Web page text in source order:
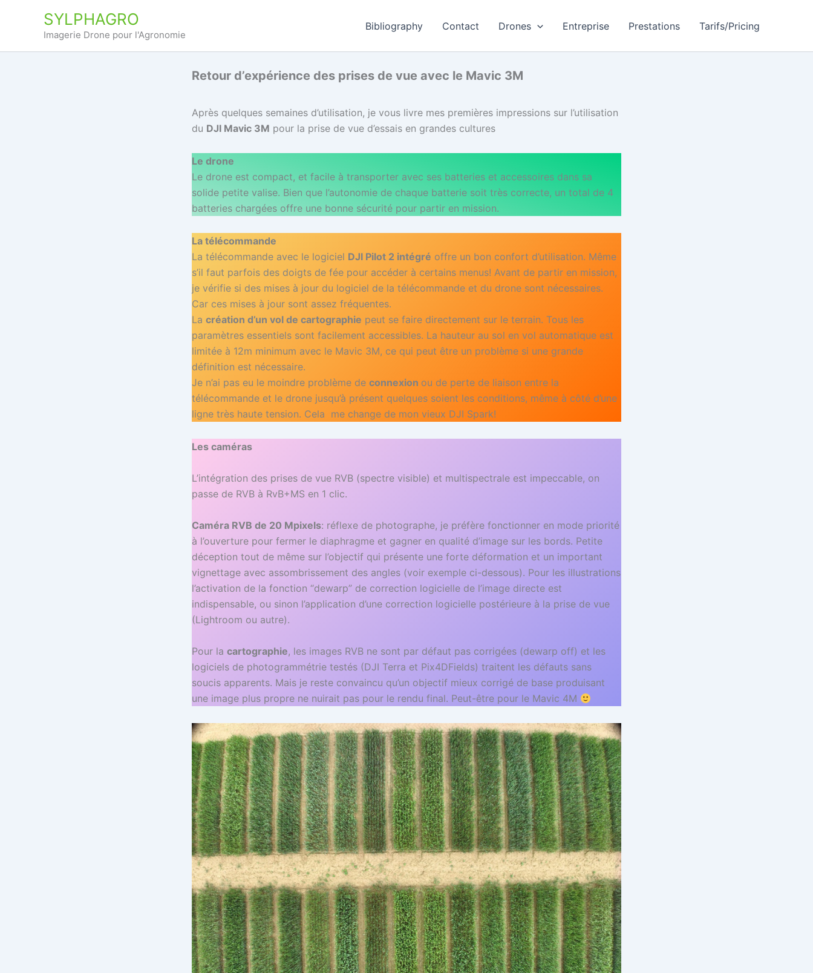
SYLPHAGRO
Imagerie Drone pour l'Agronomie
Bibliography Contact Drones Entreprise Prestations Tarifs/Pricing
Retour d’expérience des prises de vue avec le Mavic 3M
Après quelques semaines d’utilisation, je vous livre mes premières impressions sur l’utilisation
du DJI Mavic 3M pour la prise de vue d’essais en grandes cultures
Le drone
Le drone est compact, et facile à transporter avec ses batteries et accessoires dans sa
solide petite valise. Bien que l’autonomie de chaque batterie soit très correcte, un total de 4
batteries chargées offre une bonne sécurité pour partir en mission.
La télécommande
La télécommande avec le logiciel DJI Pilot 2 intégré offre un bon confort d’utilisation. Même
s’il faut parfois des doigts de fée pour accéder à certains menus! Avant de partir en mission,
je vérifie si des mises à jour du logiciel de la télécommande et du drone sont nécessaires.
Car ces mises à jour sont assez fréquentes.
La création d’un vol de cartographie peut se faire directement sur le terrain. Tous les
paramètres essentiels sont facilement accessibles. La hauteur au sol en vol automatique est
limitée à 12m minimum avec le Mavic 3M, ce qui peut être un problème si une grande
définition est nécessaire.
Je n’ai pas eu le moindre problème de connexion ou de perte de liaison entre la
télécommande et le drone jusqu’à présent quelques soient les conditions, même à côté d’une
ligne très haute tension. Cela me change de mon vieux DJI Spark!
Les caméras
L’intégration des prises de vue RVB (spectre visible) et multispectrale est impeccable, on
passe de RVB à RvB+MS en 1 clic.
Caméra RVB de 20 Mpixels: réflexe de photographe, je préfère fonctionner en mode priorité
à l’ouverture pour fermer le diaphragme et gagner en qualité d’image sur les bords. Petite
déception tout de même sur l’objectif qui présente une forte déformation et un important
vignettage avec assombrissement des angles (voir exemple ci-dessous). Pour les illustrations
l’activation de la fonction “dewarp” de correction logicielle de l’image directe est
indispensable, ou sinon l’application d’une correction logicielle postérieure à la prise de vue
(Lightroom ou autre).
Pour la cartographie, les images RVB ne sont par défaut pas corrigées (dewarp off) et les
logiciels de photogrammétrie testés (DJI Terra et Pix4DFields) traitent les défauts sans
soucis apparents. Mais je reste convaincu qu’un objectif mieux corrigé de base produisant
une image plus propre ne nuirait pas pour le rendu final. Peut-être pour le Mavic 4M